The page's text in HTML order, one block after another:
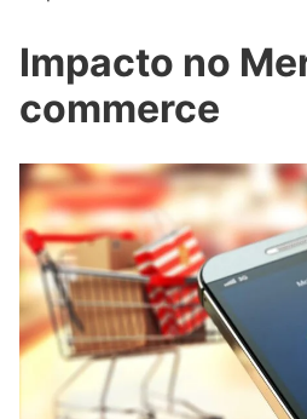
Impacto no
commerce